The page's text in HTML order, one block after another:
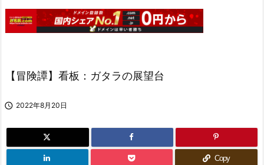
【冒険譚】看板：ガタラの展望台
 2022年8月20日
Copy